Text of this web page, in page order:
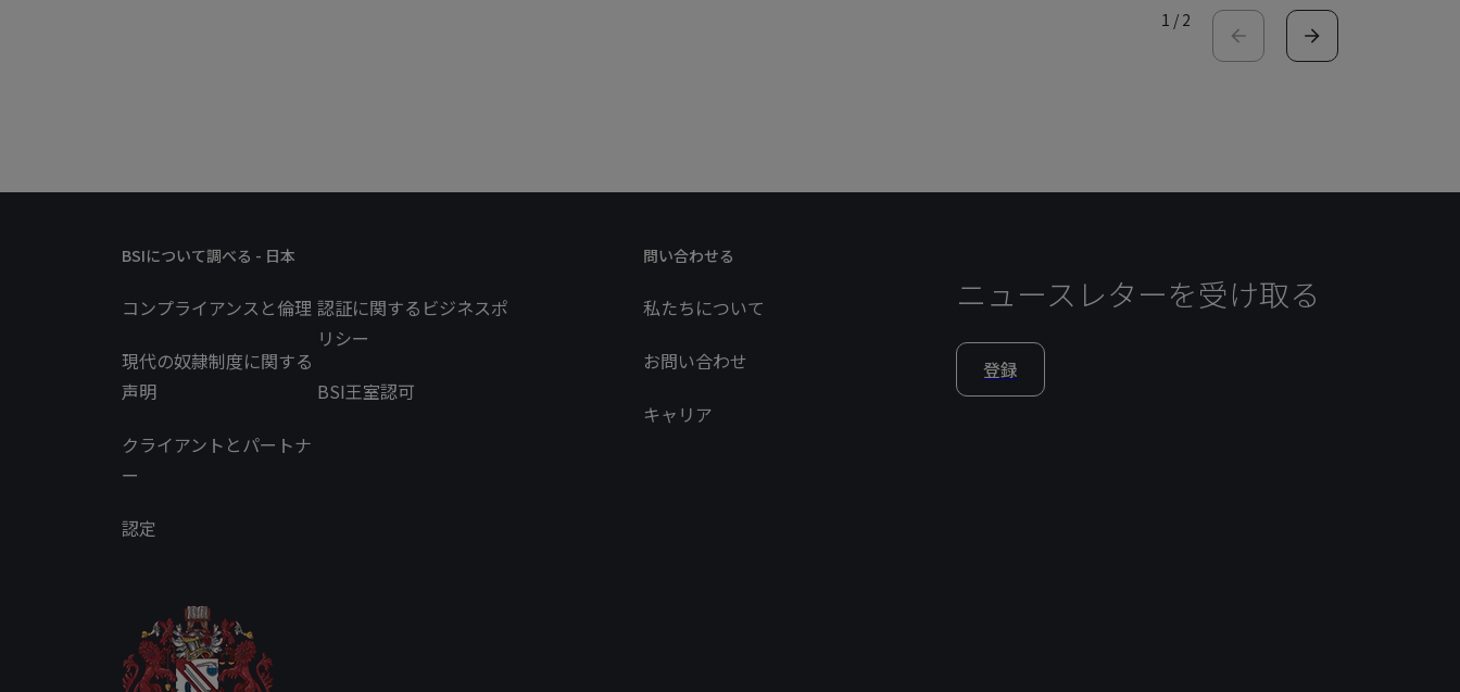
1 / 2
BSIについて調べる - 日本
コンプライアンスと倫理
現代の奴隷制度に関する
声明
クライアントとパートナ
ー
認定
認証に関するビジネスポ
リシー
BSI王室認可
問い合わせる
私たちについて
お問い合わせ
キャリア
ニュースレターを受け取る
登録